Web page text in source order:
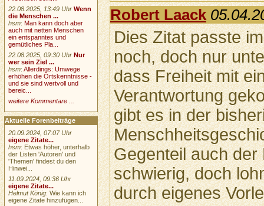
Robert Laack
Dies Zitat passte
noch, doch nur
dass Freiheit mit
Verantwortung
gibt es in der
Gegenteil auch der
schwierig, doch
durch eigenes
22.08.2025, 13:49 Uhr Wenn
die Menschen ...
hsm:Man kann doch aber
auch mit netten Menschen
ein entspanntes und
gemütliches Pla...
22.08.2025, 09:30 Uhr Nur
wer sein Ziel ...
hsm:Allerdings: Umwege
erhöhen die Ortskenntnisse -
und sie sind wertvoll und
bereic...
weitere Kommentare ...
Aktuelle Forenbeiträge
20.09.2024, 07:07 Uhr
eigene Zitate...
hsm: Etwas höher, unterhalb
der Listen 'Autoren' und
'Themen' findest du den
Hinwei...
11.09.2024, 09:36 Uhr
eigene Zitate...
Helmut König: Wie kann ich
eigene Zitate hinzufügen...